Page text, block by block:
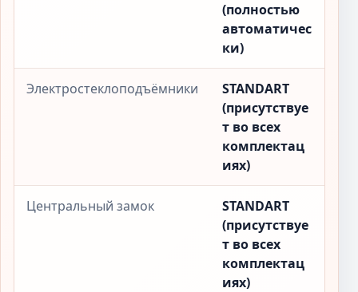
(полностью
автоматичес
ки)
Электростеклоподъёмники
STANDART
(присутствуе
т во всех
комплектац
иях)
Центральный замок
STANDART
(присутствуе
т во всех
комплектац
иях)